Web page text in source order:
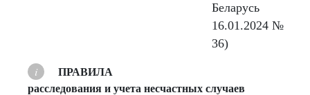
Беларусь
16.01.2024 №
36)
ПРАВИЛА
расследования и учета несчастных случаев